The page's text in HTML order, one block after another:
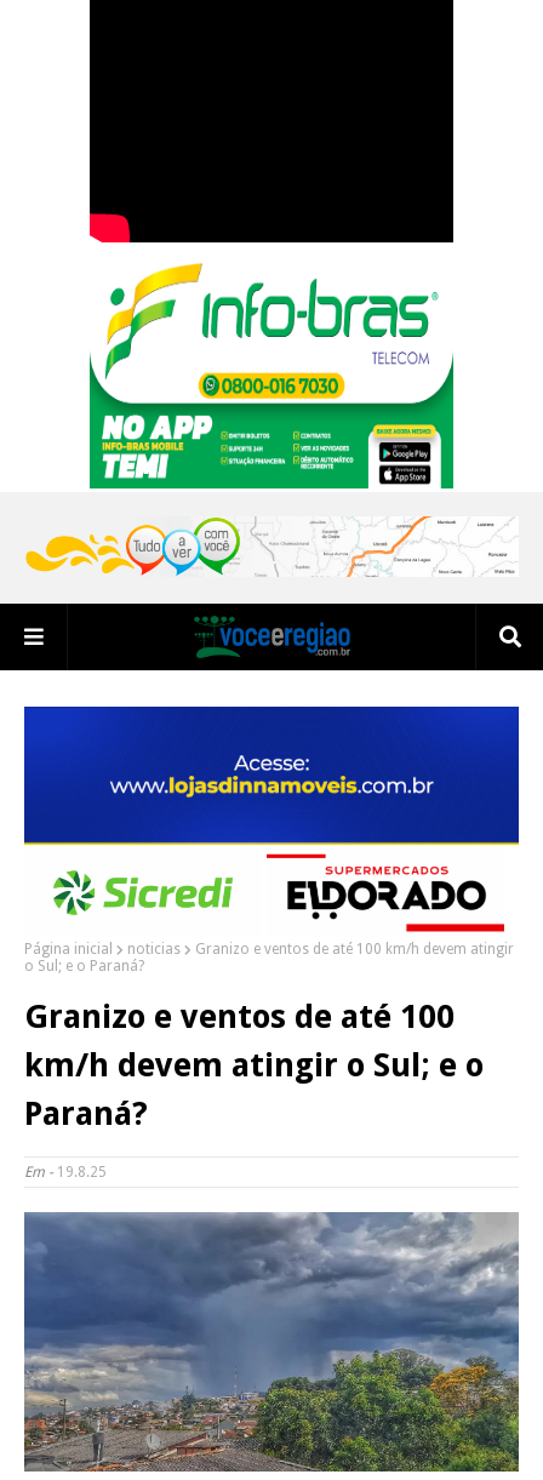
Página inicial noticias
Granizo e ventos de até 100 km/h devem atingir
o Sul; e o Paraná?
Granizo e ventos de até 100
km/h devem atingir o Sul; e o
Paraná?
Em - 19.8.25